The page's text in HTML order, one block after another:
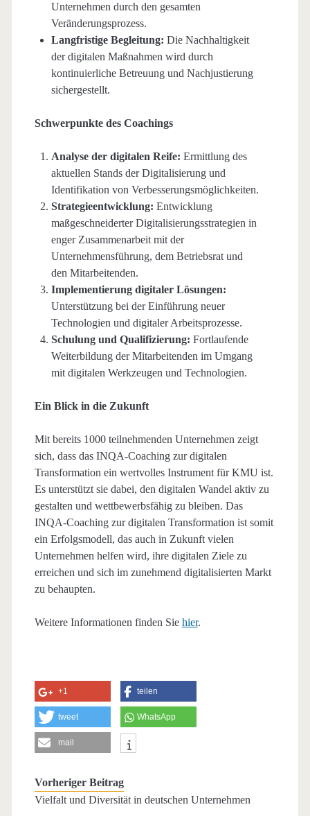
Unternehmen durch den gesamten
Veränderungsprozess.
Langfristige Begleitung: Die Nachhaltigkeit
der digitalen Maßnahmen wird durch
kontinuierliche Betreuung und Nachjustierung
sichergestellt.
Schwerpunkte des Coachings
Analyse der digitalen Reife: Ermittlung des
aktuellen Stands der Digitalisierung und
Identifikation von Verbesserungsmöglichkeiten.
Strategieentwicklung: Entwicklung
maßgeschneiderter Digitalisierungsstrategien in
enger Zusammenarbeit mit der
Unternehmensführung, dem Betriebsrat und
den Mitarbeitenden.
Implementierung digitaler Lösungen:
Unterstützung bei der Einführung neuer
Technologien und digitaler Arbeitsprozesse.
Schulung und Qualifizierung: Fortlaufende
Weiterbildung der Mitarbeitenden im Umgang
mit digitalen Werkzeugen und Technologien.
Ein Blick in die Zukunft
Mit bereits 1000 teilnehmenden Unternehmen zeigt
sich, dass das INQA-Coaching zur digitalen
Transformation ein wertvolles Instrument für KMU ist.
Es unterstützt sie dabei, den digitalen Wandel aktiv zu
gestalten und wettbewerbsfähig zu bleiben. Das
INQA-Coaching zur digitalen Transformation ist somit
ein Erfolgsmodell, das auch in Zukunft vielen
Unternehmen helfen wird, ihre digitalen Ziele zu
erreichen und sich im zunehmend digitalisierten Markt
zu behaupten.
Weitere Informationen finden Sie hier.
+1 teilen
tweet WhatsApp
mail
Vorheriger Beitrag
Vielfalt und Diversität in deutschen Unternehmen